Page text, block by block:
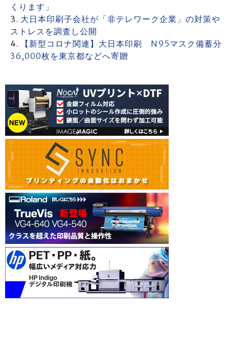
くります」
大日本印刷子会社が「非テレワーク企業」の対策や
ストレスを調査し公開
【新型コロナ関連】大日本印刷 N95マスク備蓄分
36,000枚を東京都などへ寄贈